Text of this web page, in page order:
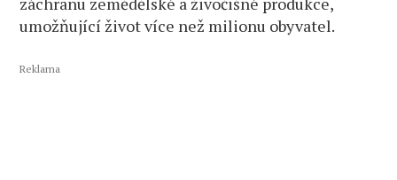
umožňující život více než milionu obyvatel.
Reklama